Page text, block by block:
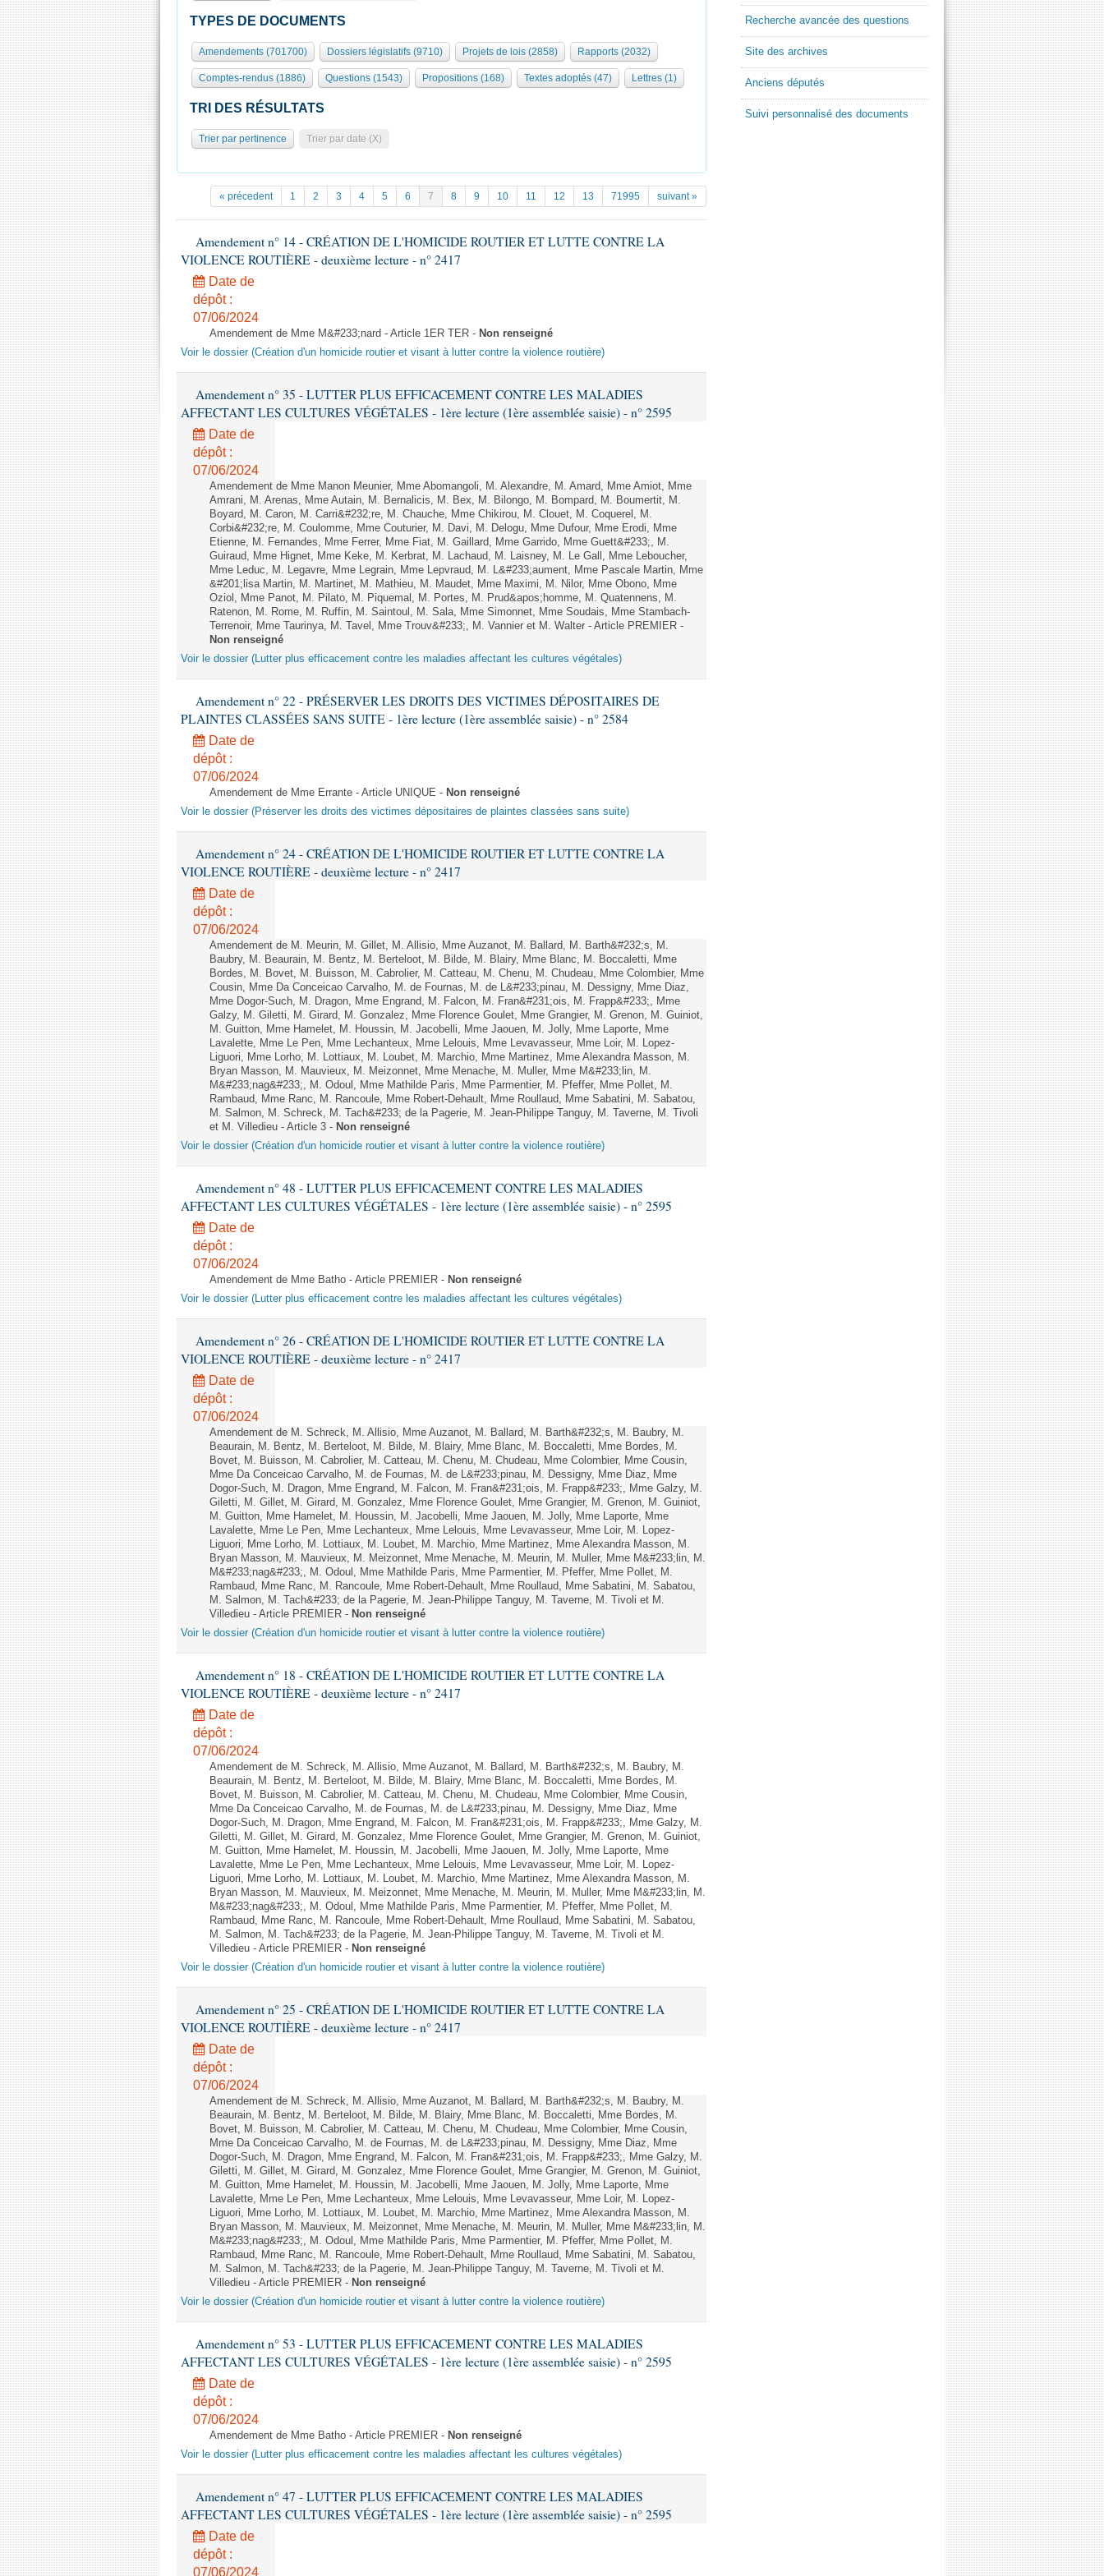
TYPES DE DOCUMENTS
Amendements (701700) Dossiers législatifs (9710) Projets de lois (2858) Rapports (2032)
Comptes-rendus (1886) Questions (1543) Propositions (168) Textes adoptés (47) Lettres (1)
TRI DES RÉSULTATS
Trier par pertinence Trier par date (X)
« précedent 1 2 3 4 5 6 7 8 9 10 11 12 13 71995 suivant »
Amendement n° 14 - CRÉATION DE L'HOMICIDE ROUTIER ET LUTTE CONTRE LA
VIOLENCE ROUTIÈRE - deuxième lecture - n° 2417
Date de
dépôt :
07/06/2024
Amendement de Mme M&#233;nard - Article 1ER TER - Non renseigné
Voir le dossier (Création d'un homicide routier et visant à lutter contre la violence routière)
Amendement n° 35 - LUTTER PLUS EFFICACEMENT CONTRE LES MALADIES
AFFECTANT LES CULTURES VÉGÉTALES - 1ère lecture (1ère assemblée saisie) - n° 2595
Date de
dépôt :
07/06/2024
Amendement de Mme Manon Meunier, Mme Abomangoli, M. Alexandre, M. Amard, Mme Amiot, Mme
Amrani, M. Arenas, Mme Autain, M. Bernalicis, M. Bex, M. Bilongo, M. Bompard, M. Boumertit, M.
Boyard, M. Caron, M. Carri&#232;re, M. Chauche, Mme Chikirou, M. Clouet, M. Coquerel, M.
Corbi&#232;re, M. Coulomme, Mme Couturier, M. Davi, M. Delogu, Mme Dufour, Mme Erodi, Mme
Etienne, M. Fernandes, Mme Ferrer, Mme Fiat, M. Gaillard, Mme Garrido, Mme Guett&#233;, M.
Guiraud, Mme Hignet, Mme Keke, M. Kerbrat, M. Lachaud, M. Laisney, M. Le Gall, Mme Leboucher,
Mme Leduc, M. Legavre, Mme Legrain, Mme Lepvraud, M. L&#233;aument, Mme Pascale Martin, Mme
&#201;lisa Martin, M. Martinet, M. Mathieu, M. Maudet, Mme Maximi, M. Nilor, Mme Obono, Mme
Oziol, Mme Panot, M. Pilato, M. Piquemal, M. Portes, M. Prud&apos;homme, M. Quatennens, M.
Ratenon, M. Rome, M. Ruffin, M. Saintoul, M. Sala, Mme Simonnet, Mme Soudais, Mme Stambach-
Terrenoir, Mme Taurinya, M. Tavel, Mme Trouv&#233;, M. Vannier et M. Walter - Article PREMIER -
Non renseigné
Voir le dossier (Lutter plus efficacement contre les maladies affectant les cultures végétales)
Amendement n° 22 - PRÉSERVER LES DROITS DES VICTIMES DÉPOSITAIRES DE
PLAINTES CLASSÉES SANS SUITE - 1ère lecture (1ère assemblée saisie) - n° 2584
Date de
dépôt :
07/06/2024
Amendement de Mme Errante - Article UNIQUE - Non renseigné
Voir le dossier (Préserver les droits des victimes dépositaires de plaintes classées sans suite)
Amendement n° 24 - CRÉATION DE L'HOMICIDE ROUTIER ET LUTTE CONTRE LA
VIOLENCE ROUTIÈRE - deuxième lecture - n° 2417
Date de
dépôt :
07/06/2024
Amendement de M. Meurin, M. Gillet, M. Allisio, Mme Auzanot, M. Ballard, M. Barth&#232;s, M.
Baubry, M. Beaurain, M. Bentz, M. Berteloot, M. Bilde, M. Blairy, Mme Blanc, M. Boccaletti, Mme
Bordes, M. Bovet, M. Buisson, M. Cabrolier, M. Catteau, M. Chenu, M. Chudeau, Mme Colombier, Mme
Cousin, Mme Da Conceicao Carvalho, M. de Fournas, M. de L&#233;pinau, M. Dessigny, Mme Diaz,
Mme Dogor-Such, M. Dragon, Mme Engrand, M. Falcon, M. Fran&#231;ois, M. Frapp&#233;, Mme
Galzy, M. Giletti, M. Girard, M. Gonzalez, Mme Florence Goulet, Mme Grangier, M. Grenon, M. Guiniot,
M. Guitton, Mme Hamelet, M. Houssin, M. Jacobelli, Mme Jaouen, M. Jolly, Mme Laporte, Mme
Lavalette, Mme Le Pen, Mme Lechanteux, Mme Lelouis, Mme Levavasseur, Mme Loir, M. Lopez-
Liguori, Mme Lorho, M. Lottiaux, M. Loubet, M. Marchio, Mme Martinez, Mme Alexandra Masson, M.
Bryan Masson, M. Mauvieux, M. Meizonnet, Mme Menache, M. Muller, Mme M&#233;lin, M.
M&#233;nag&#233;, M. Odoul, Mme Mathilde Paris, Mme Parmentier, M. Pfeffer, Mme Pollet, M.
Rambaud, Mme Ranc, M. Rancoule, Mme Robert-Dehault, Mme Roullaud, Mme Sabatini, M. Sabatou,
M. Salmon, M. Schreck, M. Tach&#233; de la Pagerie, M. Jean-Philippe Tanguy, M. Taverne, M. Tivoli
et M. Villedieu - Article 3 - Non renseigné
Voir le dossier (Création d'un homicide routier et visant à lutter contre la violence routière)
Amendement n° 48 - LUTTER PLUS EFFICACEMENT CONTRE LES MALADIES
AFFECTANT LES CULTURES VÉGÉTALES - 1ère lecture (1ère assemblée saisie) - n° 2595
Date de
dépôt :
07/06/2024
Amendement de Mme Batho - Article PREMIER - Non renseigné
Voir le dossier (Lutter plus efficacement contre les maladies affectant les cultures végétales)
Amendement n° 26 - CRÉATION DE L'HOMICIDE ROUTIER ET LUTTE CONTRE LA
VIOLENCE ROUTIÈRE - deuxième lecture - n° 2417
Date de
dépôt :
07/06/2024
Amendement de M. Schreck, M. Allisio, Mme Auzanot, M. Ballard, M. Barth&#232;s, M. Baubry, M.
Beaurain, M. Bentz, M. Berteloot, M. Bilde, M. Blairy, Mme Blanc, M. Boccaletti, Mme Bordes, M.
Bovet, M. Buisson, M. Cabrolier, M. Catteau, M. Chenu, M. Chudeau, Mme Colombier, Mme Cousin,
Mme Da Conceicao Carvalho, M. de Fournas, M. de L&#233;pinau, M. Dessigny, Mme Diaz, Mme
Dogor-Such, M. Dragon, Mme Engrand, M. Falcon, M. Fran&#231;ois, M. Frapp&#233;, Mme Galzy, M.
Giletti, M. Gillet, M. Girard, M. Gonzalez, Mme Florence Goulet, Mme Grangier, M. Grenon, M. Guiniot,
M. Guitton, Mme Hamelet, M. Houssin, M. Jacobelli, Mme Jaouen, M. Jolly, Mme Laporte, Mme
Lavalette, Mme Le Pen, Mme Lechanteux, Mme Lelouis, Mme Levavasseur, Mme Loir, M. Lopez-
Liguori, Mme Lorho, M. Lottiaux, M. Loubet, M. Marchio, Mme Martinez, Mme Alexandra Masson, M.
Bryan Masson, M. Mauvieux, M. Meizonnet, Mme Menache, M. Meurin, M. Muller, Mme M&#233;lin, M.
M&#233;nag&#233;, M. Odoul, Mme Mathilde Paris, Mme Parmentier, M. Pfeffer, Mme Pollet, M.
Rambaud, Mme Ranc, M. Rancoule, Mme Robert-Dehault, Mme Roullaud, Mme Sabatini, M. Sabatou,
M. Salmon, M. Tach&#233; de la Pagerie, M. Jean-Philippe Tanguy, M. Taverne, M. Tivoli et M.
Villedieu - Article PREMIER - Non renseigné
Voir le dossier (Création d'un homicide routier et visant à lutter contre la violence routière)
Amendement n° 18 - CRÉATION DE L'HOMICIDE ROUTIER ET LUTTE CONTRE LA
VIOLENCE ROUTIÈRE - deuxième lecture - n° 2417
Date de
dépôt :
07/06/2024
Amendement de M. Schreck, M. Allisio, Mme Auzanot, M. Ballard, M. Barth&#232;s, M. Baubry, M.
Beaurain, M. Bentz, M. Berteloot, M. Bilde, M. Blairy, Mme Blanc, M. Boccaletti, Mme Bordes, M.
Bovet, M. Buisson, M. Cabrolier, M. Catteau, M. Chenu, M. Chudeau, Mme Colombier, Mme Cousin,
Mme Da Conceicao Carvalho, M. de Fournas, M. de L&#233;pinau, M. Dessigny, Mme Diaz, Mme
Dogor-Such, M. Dragon, Mme Engrand, M. Falcon, M. Fran&#231;ois, M. Frapp&#233;, Mme Galzy, M.
Giletti, M. Gillet, M. Girard, M. Gonzalez, Mme Florence Goulet, Mme Grangier, M. Grenon, M. Guiniot,
M. Guitton, Mme Hamelet, M. Houssin, M. Jacobelli, Mme Jaouen, M. Jolly, Mme Laporte, Mme
Lavalette, Mme Le Pen, Mme Lechanteux, Mme Lelouis, Mme Levavasseur, Mme Loir, M. Lopez-
Liguori, Mme Lorho, M. Lottiaux, M. Loubet, M. Marchio, Mme Martinez, Mme Alexandra Masson, M.
Bryan Masson, M. Mauvieux, M. Meizonnet, Mme Menache, M. Meurin, M. Muller, Mme M&#233;lin, M.
M&#233;nag&#233;, M. Odoul, Mme Mathilde Paris, Mme Parmentier, M. Pfeffer, Mme Pollet, M.
Rambaud, Mme Ranc, M. Rancoule, Mme Robert-Dehault, Mme Roullaud, Mme Sabatini, M. Sabatou,
M. Salmon, M. Tach&#233; de la Pagerie, M. Jean-Philippe Tanguy, M. Taverne, M. Tivoli et M.
Villedieu - Article PREMIER - Non renseigné
Voir le dossier (Création d'un homicide routier et visant à lutter contre la violence routière)
Amendement n° 25 - CRÉATION DE L'HOMICIDE ROUTIER ET LUTTE CONTRE LA
VIOLENCE ROUTIÈRE - deuxième lecture - n° 2417
Date de
dépôt :
07/06/2024
Amendement de M. Schreck, M. Allisio, Mme Auzanot, M. Ballard, M. Barth&#232;s, M. Baubry, M.
Beaurain, M. Bentz, M. Berteloot, M. Bilde, M. Blairy, Mme Blanc, M. Boccaletti, Mme Bordes, M.
Bovet, M. Buisson, M. Cabrolier, M. Catteau, M. Chenu, M. Chudeau, Mme Colombier, Mme Cousin,
Mme Da Conceicao Carvalho, M. de Fournas, M. de L&#233;pinau, M. Dessigny, Mme Diaz, Mme
Dogor-Such, M. Dragon, Mme Engrand, M. Falcon, M. Fran&#231;ois, M. Frapp&#233;, Mme Galzy, M.
Giletti, M. Gillet, M. Girard, M. Gonzalez, Mme Florence Goulet, Mme Grangier, M. Grenon, M. Guiniot,
M. Guitton, Mme Hamelet, M. Houssin, M. Jacobelli, Mme Jaouen, M. Jolly, Mme Laporte, Mme
Lavalette, Mme Le Pen, Mme Lechanteux, Mme Lelouis, Mme Levavasseur, Mme Loir, M. Lopez-
Liguori, Mme Lorho, M. Lottiaux, M. Loubet, M. Marchio, Mme Martinez, Mme Alexandra Masson, M.
Bryan Masson, M. Mauvieux, M. Meizonnet, Mme Menache, M. Meurin, M. Muller, Mme M&#233;lin, M.
M&#233;nag&#233;, M. Odoul, Mme Mathilde Paris, Mme Parmentier, M. Pfeffer, Mme Pollet, M.
Rambaud, Mme Ranc, M. Rancoule, Mme Robert-Dehault, Mme Roullaud, Mme Sabatini, M. Sabatou,
M. Salmon, M. Tach&#233; de la Pagerie, M. Jean-Philippe Tanguy, M. Taverne, M. Tivoli et M.
Villedieu - Article PREMIER - Non renseigné
Voir le dossier (Création d'un homicide routier et visant à lutter contre la violence routière)
Amendement n° 53 - LUTTER PLUS EFFICACEMENT CONTRE LES MALADIES
AFFECTANT LES CULTURES VÉGÉTALES - 1ère lecture (1ère assemblée saisie) - n° 2595
Date de
dépôt :
07/06/2024
Amendement de Mme Batho - Article PREMIER - Non renseigné
Voir le dossier (Lutter plus efficacement contre les maladies affectant les cultures végétales)
Amendement n° 47 - LUTTER PLUS EFFICACEMENT CONTRE LES MALADIES
AFFECTANT LES CULTURES VÉGÉTALES - 1ère lecture (1ère assemblée saisie) - n° 2595
Date de
dépôt :
07/06/2024
Recherche avancée des questions
Site des archives
Anciens députés
Suivi personnalisé des documents